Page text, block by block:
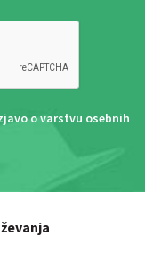
o varstvu osebnih